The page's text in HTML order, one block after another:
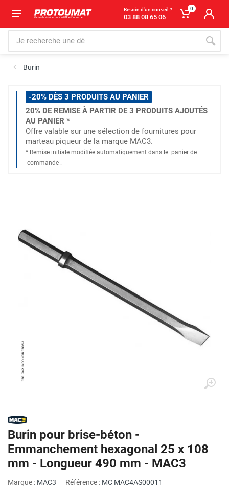
Besoin d'un conseil ?
03 88 08 65 06
0
Burin
-20% DÈS 3 PRODUITS AU PANIER
20% DE REMISE À PARTIR DE 3 PRODUITS AJOUTÉS
AU PANIER *
Offre valable sur une sélection de fournitures pour
marteau piqueur de la marque MAC3.
* Remise initiale modifiée automatiquement dans le panier de
commande .
Burin pour brise-béton -
Emmanchement hexagonal 25 x 108
mm - Longueur 490 mm - MAC3
Marque : MAC3 Référence : MC MAC4AS00011